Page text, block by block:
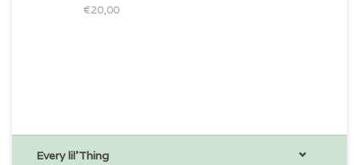
€20,00
Every lil'Thing